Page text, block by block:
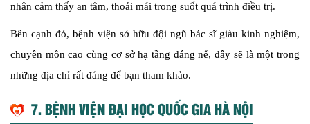
nhân cảm thấy an tâm, thoải mái trong suốt quá trình điều trị.
Bên cạnh đó, bệnh viện sở hữu đội ngũ bác sĩ giàu kinh nghiệm,
chuyên môn cao cùng cơ sở hạ tầng đáng nể, đây sẽ là một trong
những địa chỉ rất đáng để bạn tham khảo.
7. BỆNH VIỆN ĐẠI HỌC QUỐC GIA HÀ NỘI